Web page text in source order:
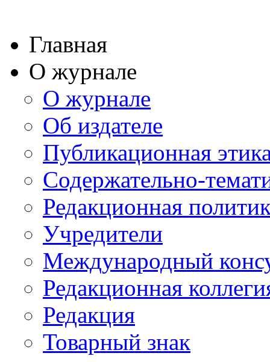
Главная
О журнале
О журнале
Об издателе
Публикационная
Содержательно-
Редакционная
Учредители
Международный
Редакционная
Редакция
Товарный знак